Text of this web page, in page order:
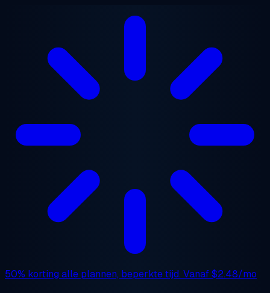
50% korting alle plannen, beperkte tijd. Vanaf$2.48/mo